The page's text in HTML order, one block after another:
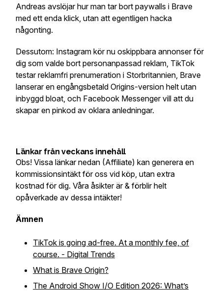
Andreas avslöjar hur man tar bort paywalls i Brave
med ett enda klick, utan att egentligen hacka
någonting.
Dessutom: Instagram kör nu oskippbara annonser för
dig som valde bort personanpassad reklam, TikTok
testar reklamfri prenumeration i Storbritannien, Brave
lanserar en engångsbetald Origins-version helt utan
inbyggd bloat, och Facebook Messenger vill att du
skapar en pinkod av oklara anledningar.
Länkar från veckans innehåll
Obs! Vissa länkar nedan (Affiliate) kan generera en
kommissionsintäkt för oss vid köp, utan extra
kostnad för dig. Våra åsikter är & förblir helt
opåverkade av dessa intäkter!
Ämnen
TikTok is going ad-free. At a monthly fee, of
course. - Digital Trends
What is Brave Origin?
The Android Show I/O Edition 2026: What’s